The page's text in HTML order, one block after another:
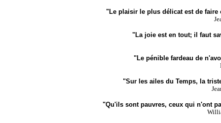
"Le plaisir le plus délicat est de faire
"La joie est en tout; il faut
"Le pénible fardeau de
"Sur les ailes du Temps, la
"Qu'ils sont pauvres, ceux qui n'ont